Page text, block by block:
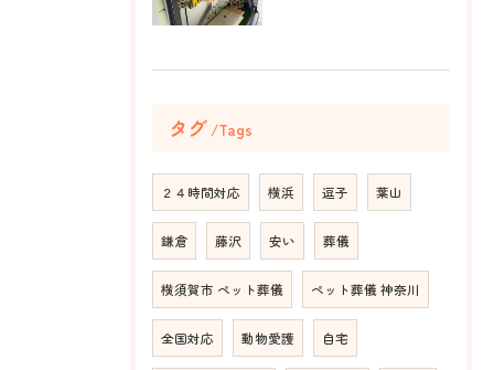
タグ Tags
２４時間対応 横浜 逗子 葉山
鎌倉 藤沢 安い 葬儀
横須賀市 ペット葬儀 ペット葬儀 神奈川
全国対応 動物愛護 自宅